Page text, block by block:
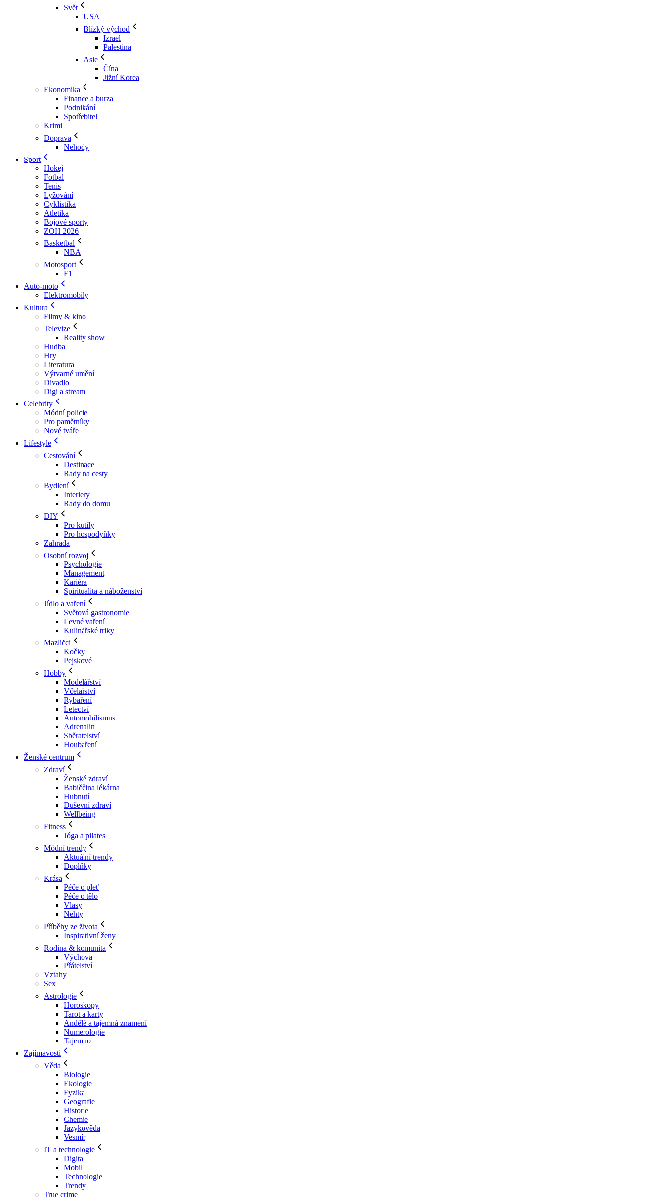
Svět
USA
Blízký východ
Izrael
Palestina
Asie
Čína
Jižní Korea
Ekonomika
Finance a burza
Podnikání
Spotřebitel
Krimi
Doprava
Nehody
Sport
Hokej
Fotbal
Tenis
Lyžování
Cyklistika
Atletika
Bojové sporty
ZOH 2026
Basketbal
NBA
Motosport
F1
Auto-moto
Elektromobily
Kultura
Filmy & kino
Televize
Reality show
Hudba
Hry
Literatura
Výtvarné umění
Divadlo
Digi a stream
Celebrity
Módní policie
Pro pamětníky
Nové tváře
Lifestyle
Cestování
Destinace
Rady na cesty
Bydlení
Interiery
Rady do domu
DIY
Pro kutily
Pro hospodyňky
Zahrada
Osobní rozvoj
Psychologie
Management
Kariéra
Spiritualita a náboženství
Jídlo a vaření
Světová gastronomie
Levné vaření
Kulinářské triky
Mazlíčci
Kočky
Pejskové
Hobby
Modelářství
Včelařství
Rybaření
Letectví
Automobilismus
Adrenalin
Sběratelství
Houbaření
Ženské centrum
Zdraví
Ženské zdraví
Babiččina lékárna
Hubnutí
Duševní zdraví
Wellbeing
Fitness
Jóga a pilates
Módní trendy
Aktuální trendy
Doplňky
Krása
Péče o pleť
Péče o tělo
Vlasy
Nehty
Příběhy ze života
Inspirativní ženy
Rodina & komunita
Výchova
Přátelství
Vztahy
Sex
Astrologie
Horoskopy
Tarot a karty
Andělé a tajemná znamení
Numerologie
Tajemno
Zajímavosti
Věda
Biologie
Ekologie
Fyzika
Geografie
Historie
Chemie
Jazykověda
Vesmír
IT a technologie
Digital
Mobil
Technologie
Trendy
True crime